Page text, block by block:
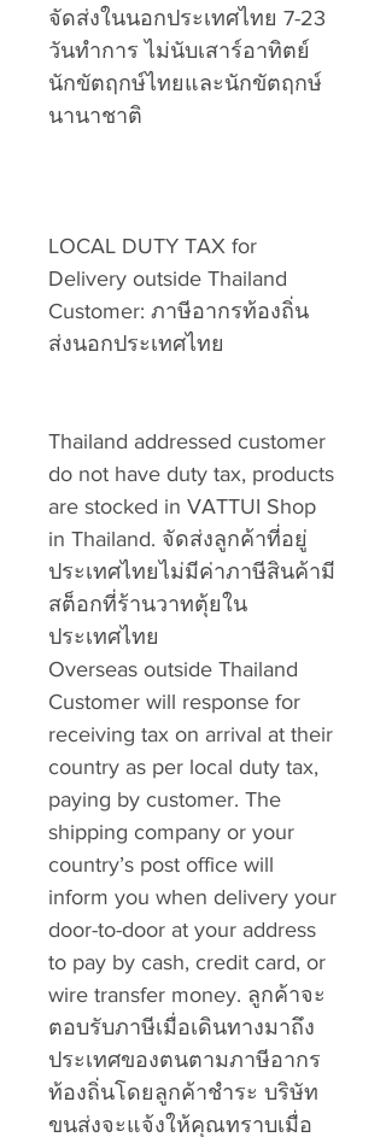
จัดส่งในนอกประเทศไทย 7-23
วันทำการ ไม่นับเสาร์อาทิตย์
นักขัตฤกษ์ไทยและนักขัตฤกษ์
นานาชาติ
LOCAL DUTY TAX for
Delivery outside Thailand
Customer: ภาษีอากรท้องถิ่น
ส่งนอกประเทศไทย
Thailand addressed customer
do not have duty tax, products
are stocked in VATTUI Shop
in Thailand. จัดส่งลูกค้าที่อยู่
ประเทศไทยไม่มีค่าภาษีสินค้ามี
สต็อกที่ร้านวาทตุ้ยใน
ประเทศไทย
Overseas outside Thailand
Customer will response for
receiving tax on arrival at their
country as per local duty tax,
paying by customer. The
shipping company or your
country’s post office will
inform you when delivery your
door-to-door at your address
to pay by cash, credit card, or
wire transfer money. ลูกค้าจะ
ตอบรับภาษีเมื่อเดินทางมาถึง
ประเทศของตนตามภาษีอากร
ท้องถิ่นโดยลูกค้าชำระ บริษัท
ขนส่งจะแจ้งให้คุณทราบเมื่อ